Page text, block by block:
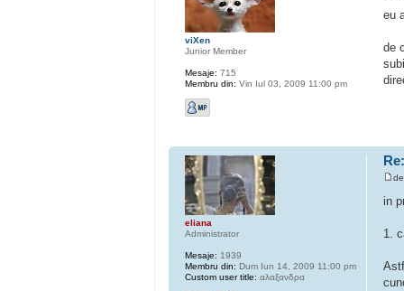
eu
de
viXen
Junior Member
Mesaje: 715
Membru din: Vin Iul 03, 2009 11:00 pm
in
1.
eliana
Administrator
Mesaje: 1939
Membru din: Dum Iun 14, 2009 11:00 pm
Custom user title: αλαξανδρα